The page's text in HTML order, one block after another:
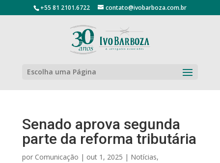
+55 81 2101.6722 contato@ivobarboza.com.br
Escolha uma Página
Senado aprova segunda
parte da reforma tributária
por Comunicação | out 1, 2025 | Notícias,